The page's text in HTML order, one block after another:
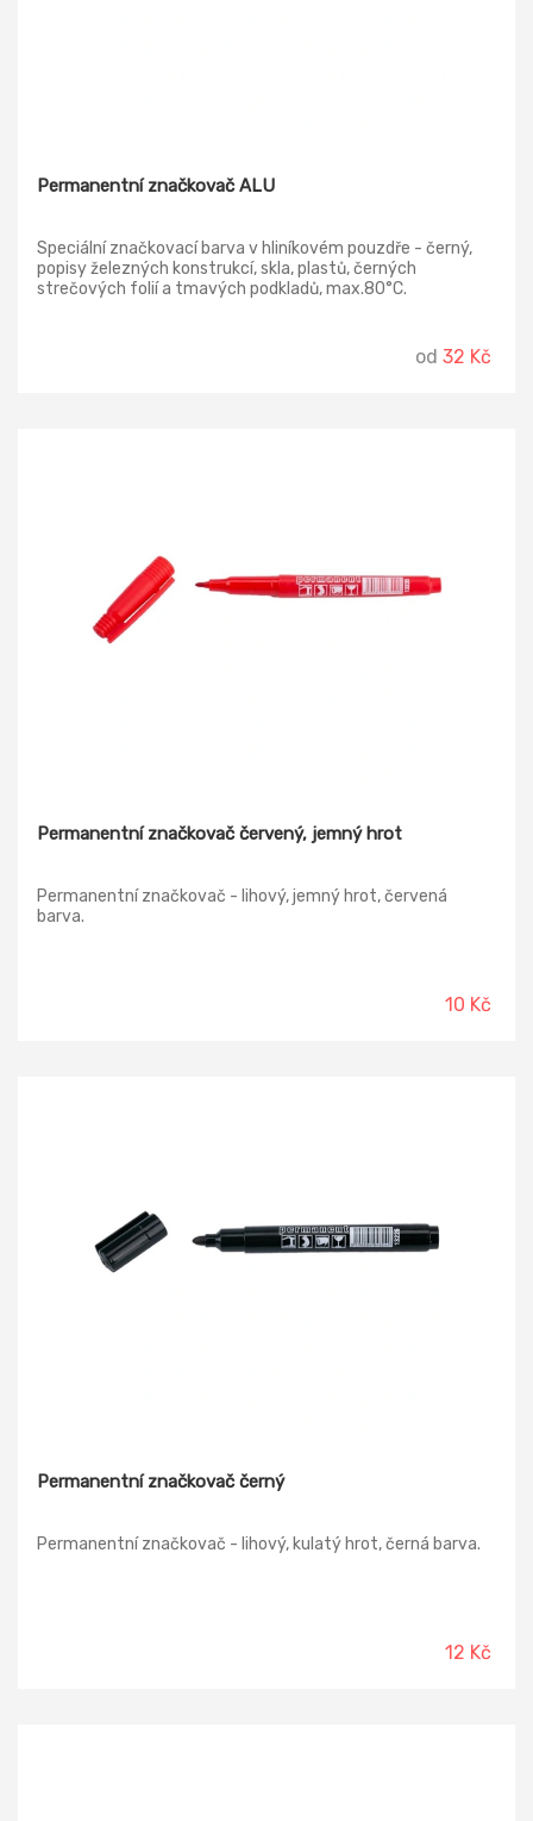
Permanentní značkovač ALU
Speciální značkovací barva v hliníkovém pouzdře - černý,
popisy železných konstrukcí, skla, plastů, černých
strečových folií a tmavých podkladů, max.80°C.
od 32 Kč
Permanentní značkovač červený, jemný hrot
Permanentní značkovač - lihový, jemný hrot, červená
barva.
10 Kč
Permanentní značkovač černý
Permanentní značkovač - lihový, kulatý hrot, černá barva.
12 Kč